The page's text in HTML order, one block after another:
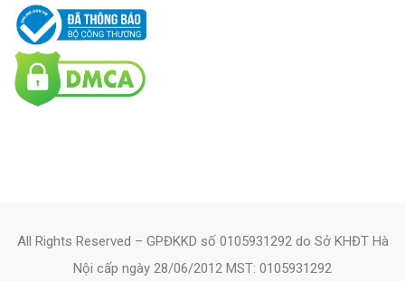
All Rights Reserved – GPĐKKD số 0105931292 do Sở KHĐT Hà
Nội cấp ngày 28/06/2012 MST: 0105931292